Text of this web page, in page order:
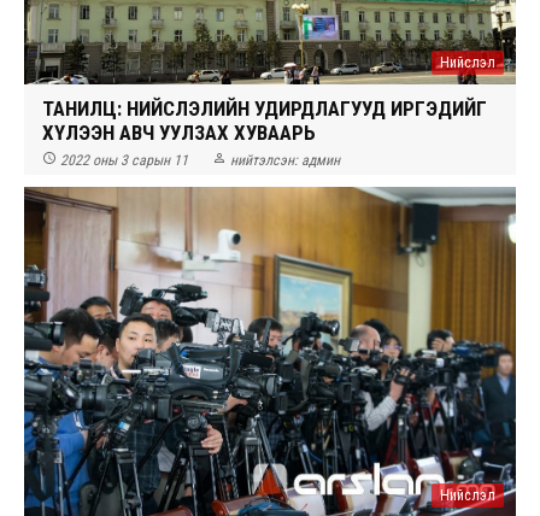
Нийслэл
ТАНИЛЦ: НИЙСЛЭЛИЙН УДИРДЛАГУУД ИРГЭДИЙГ
ХҮЛЭЭН АВЧ УУЛЗАХ ХУВААРЬ
 2022 оны 3 сарын 11  нийтэлсэн: админ
Нийслэл